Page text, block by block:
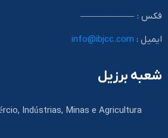
فکس : ——————
ایمیل : info@ibjcc.com
شعبه برزیل
Indústrias, Minas e Agricultura